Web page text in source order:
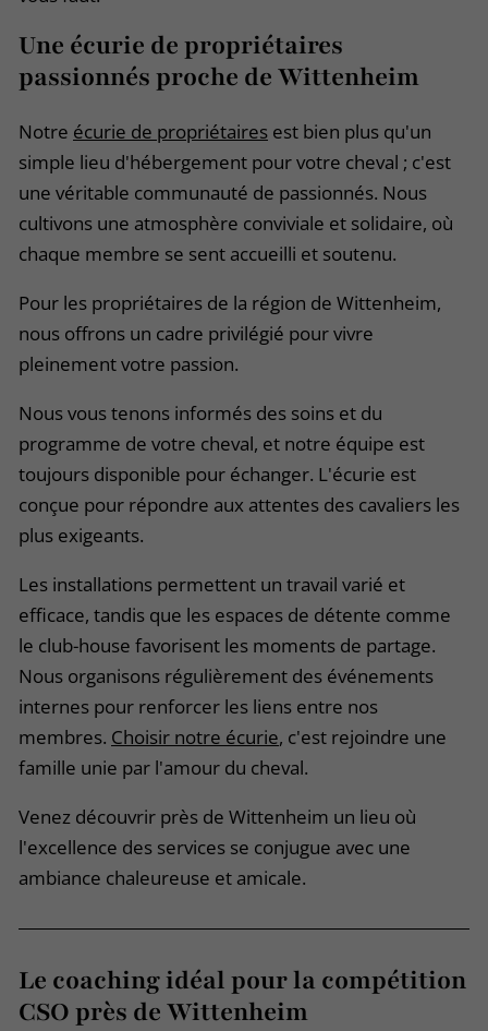
Une écurie de propriétaires
passionnés proche de Wittenheim
Notre écurie de propriétaires est bien plus qu'un
simple lieu d'hébergement pour votre cheval ; c'est
une véritable communauté de passionnés. Nous
cultivons une atmosphère conviviale et solidaire, où
chaque membre se sent accueilli et soutenu.
Pour les propriétaires de la région de Wittenheim,
nous offrons un cadre privilégié pour vivre
pleinement votre passion.
Nous vous tenons informés des soins et du
programme de votre cheval, et notre équipe est
toujours disponible pour échanger. L'écurie est
conçue pour répondre aux attentes des cavaliers les
plus exigeants.
Les installations permettent un travail varié et
efficace, tandis que les espaces de détente comme
le club-house favorisent les moments de partage.
Nous organisons régulièrement des événements
internes pour renforcer les liens entre nos
membres. Choisir notre écurie, c'est rejoindre une
famille unie par l'amour du cheval.
Venez découvrir près de Wittenheim un lieu où
l'excellence des services se conjugue avec une
ambiance chaleureuse et amicale.
Le coaching idéal pour la compétition
CSO près de Wittenheim